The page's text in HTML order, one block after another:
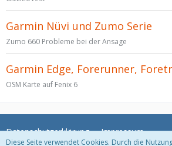
Garmin Nüvi und Zumo Serie
Zumo 660 Probleme bei der Ansage
OSM Karte auf Fenix 6
Datenschutzerklärung Impressum
Diese Seite verwendet Cookies. Durch die